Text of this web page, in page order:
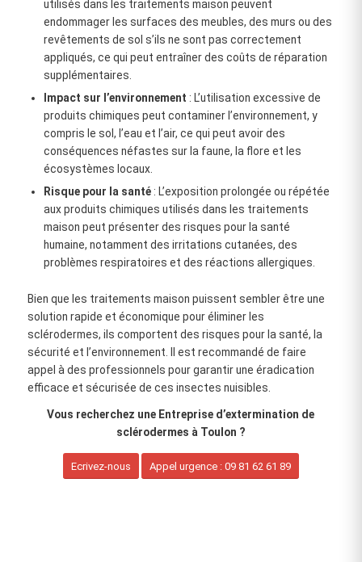
utilisés dans les traitements maison peuvent
endommager les surfaces des meubles, des murs ou des
revêtements de sol s’ils ne sont pas correctement
appliqués, ce qui peut entraîner des coûts de réparation
supplémentaires.
Impact sur l’environnement : L’utilisation excessive de
produits chimiques peut contaminer l’environnement, y
compris le sol, l’eau et l’air, ce qui peut avoir des
conséquences néfastes sur la faune, la flore et les
écosystèmes locaux.
Risque pour la santé : L’exposition prolongée ou répétée
aux produits chimiques utilisés dans les traitements
maison peut présenter des risques pour la santé
humaine, notamment des irritations cutanées, des
problèmes respiratoires et des réactions allergiques.
Bien que les traitements maison puissent sembler être une
solution rapide et économique pour éliminer les
sclérodermes, ils comportent des risques pour la santé, la
sécurité et l’environnement. Il est recommandé de faire
appel à des professionnels pour garantir une éradication
efficace et sécurisée de ces insectes nuisibles.
Vous recherchez une Entreprise d’extermination de
sclérodermes à Toulon ?
Ecrivez-nous Appel urgence : 09 81 62 61 89